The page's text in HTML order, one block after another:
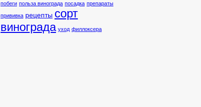
побеги польза винограда посадка препараты
прививка рецепты сорт
винограда уход филлоксера